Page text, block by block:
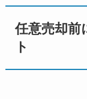
任意売却前
ト